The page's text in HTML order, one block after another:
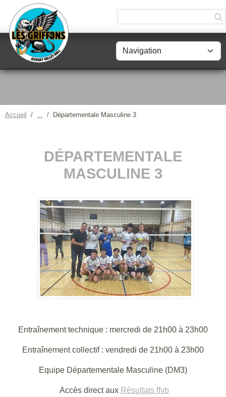
Accueil Départementale Masculine 3
DÉPARTEMENTALE
MASCULINE 3
Entraînement technique : mercredi de 21h00 à 23h00
Entraînement collectif : vendredi de 21h00 à 23h00
Equipe Départementale Masculine (DM3)
Accès direct aux Résultats ffvb
Panneau de gestion des cookies